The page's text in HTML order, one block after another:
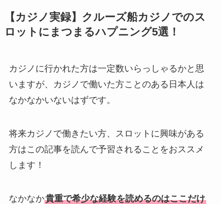
【カジノ実録】クルーズ船カジノでのス
ロットにまつまるハプニング5選！
カジノに行かれた方は一定数いらっしゃるかと思
いますが、カジノで働いた方ことのある日本人は
なかなかいないはずです。
将来カジノで働きたい方、スロットに興味がある
方はこの記事を読んで予習されることをおススメ
します！
なかなか貴重で希少な経験を読めるのはここだけ